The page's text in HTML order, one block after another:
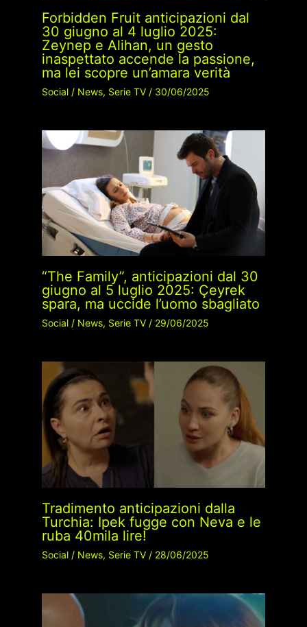
Forbidden Fruit anticipazioni dal
30 giugno al 4 luglio 2025:
Zeynep e Alihan, un gesto
inaspettato accende la passione,
ma lei scopre un’amara verità
Social/ News, Serie TV/ 30/06/2025
“The Family”, anticipazioni dal 30
giugno al 5 luglio 2025: Çeyrek
spara, ma uccide l’uomo sbagliato
Social/ News, Serie TV/ 29/06/2025
Tradimento anticipazioni dalla
Turchia: Ipek fugge con Neva e le
ruba 40mila lire!
Social/ News, Serie TV/ 28/06/2025